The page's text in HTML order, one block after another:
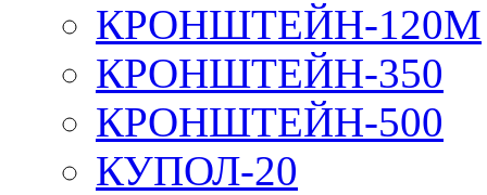
КРОНШТЕЙН-120М
КРОНШТЕЙН-350
КРОНШТЕЙН-500
КУПОЛ-20